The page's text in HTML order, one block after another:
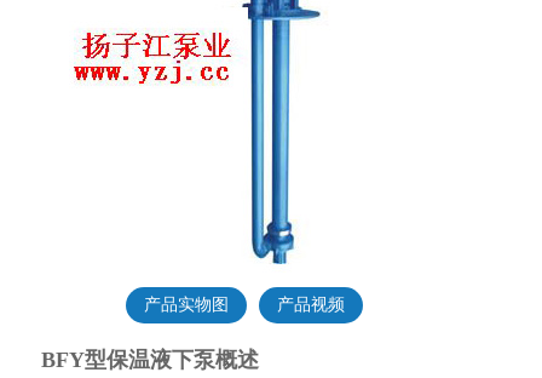
产品实物图 产品视频
BFY型保温液下泵概述